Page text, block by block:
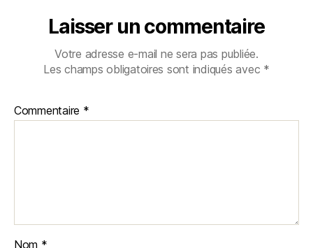
Laisser un commentaire
Votre adresse e-mail ne sera pas publiée.
Les champs obligatoires sont indiqués avec *
Commentaire *
Nom *